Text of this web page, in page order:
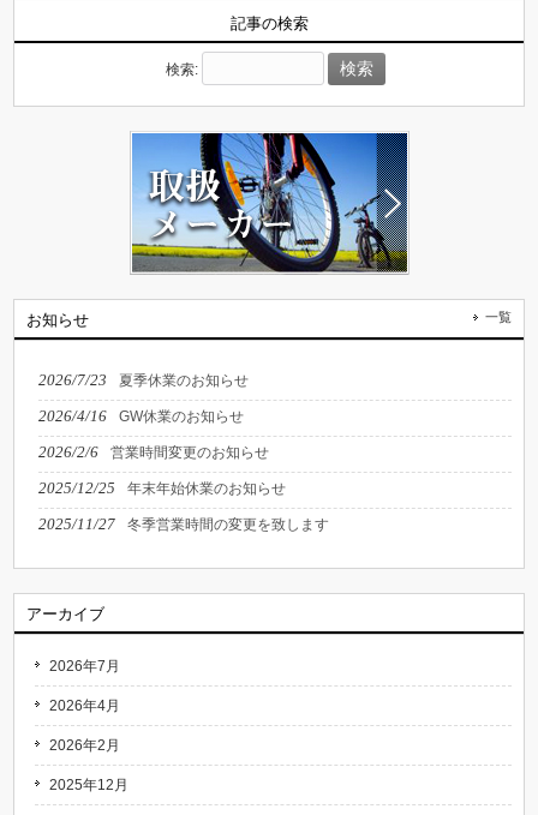
記事の検索
検索:
お知らせ 一覧
2026/7/23 夏季休業のお知らせ
2026/4/16 GW休業のお知らせ
2026/2/6 営業時間変更のお知らせ
2025/12/25 年末年始休業のお知らせ
2025/11/27 冬季営業時間の変更を致します
アーカイブ
2026年7月
2026年4月
2026年2月
2025年12月